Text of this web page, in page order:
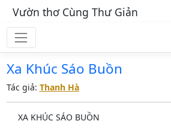
Vườn thơ Cùng Thư Giản
Xa Khúc Sáo Buồn
Tác giả: Thanh Hà
XA KHÚC SÁO BUỒN